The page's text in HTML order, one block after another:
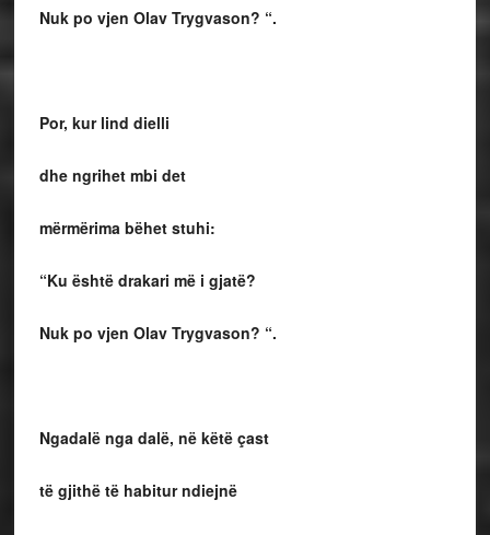
Nuk po vjen Olav Trygvason? “.
Por, kur lind dielli
dhe ngrihet mbi det
mërmërima bëhet stuhi:
“Ku është drakari më i gjatë?
Nuk po vjen Olav Trygvason? “.
Ngadalë nga dalë, në këtë çast
të gjithë të habitur ndiejnë